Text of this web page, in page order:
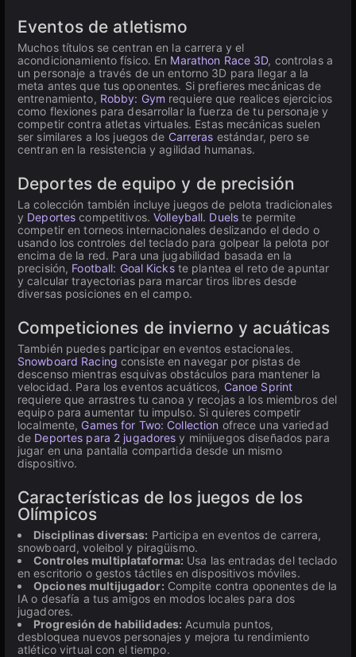
Eventos de atletismo
Muchos títulos se centran en la carrera y el
acondicionamiento físico. En Marathon Race 3D, controlas a
un personaje a través de un entorno 3D para llegar a la
meta antes que tus oponentes. Si prefieres mecánicas de
entrenamiento, Robby: Gym requiere que realices ejercicios
como flexiones para desarrollar la fuerza de tu personaje y
competir contra atletas virtuales. Estas mecánicas suelen
ser similares a los juegos de Carreras estándar, pero se
centran en la resistencia y agilidad humanas.
Deportes de equipo y de precisión
La colección también incluye juegos de pelota tradicionales
y Deportes competitivos.Volleyball. Duels te permite
competir en torneos internacionales deslizando el dedo o
usando los controles del teclado para golpear la pelota por
encima de la red. Para una jugabilidad basada en la
precisión, Football: Goal Kickste plantea el reto de apuntar
y calcular trayectorias para marcar tiros libres desde
diversas posiciones en el campo.
Competiciones de invierno y acuáticas
También puedes participar en eventos estacionales.
Snowboard Racing consiste en navegar por pistas de
descenso mientras esquivas obstáculos para mantener la
velocidad. Para los eventos acuáticos, Canoe Sprint
requiere que arrastres tu canoa y recojas a los miembros del
equipo para aumentar tu impulso. Si quieres competir
localmente, Games for Two: Collection ofrece una variedad
de Deportes para 2 jugadores y minijuegos diseñados para
jugar en una pantalla compartida desde un mismo
dispositivo.
Características de los juegos de los
Olímpicos
Disciplinas diversas: Participa en eventos de carrera,
snowboard, voleibol y piragüismo.
Controles multiplataforma: Usa las entradas del teclado
en escritorio o gestos táctiles en dispositivos móviles.
Opciones multijugador: Compite contra oponentes de la
IA o desafía a tus amigos en modos locales para dos
jugadores.
Progresión de habilidades: Acumula puntos,
desbloquea nuevos personajes y mejora tu rendimiento
atlético virtual con el tiempo.